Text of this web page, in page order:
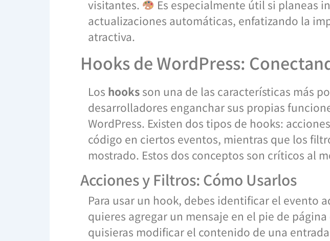
visitantes.
Es especialmente útil si planeas
actualizaciones automáticas, enfatizando la
atractiva.
Hooks de WordPress:
Los hooks son una de las características más
desarrolladores enganchar sus propias
WordPress. Existen dos tipos de hooks:
código en ciertos eventos, mientras que los
mostrado. Estos dos conceptos son críticos al
Acciones y Filtros: Cómo Usarlos
Para usar un hook, debes identificar el evento
quieres agregar un mensaje en el pie de
quisieras modificar el contenido de una